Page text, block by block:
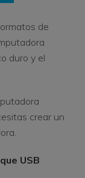
de
duro y el
crear un
USB